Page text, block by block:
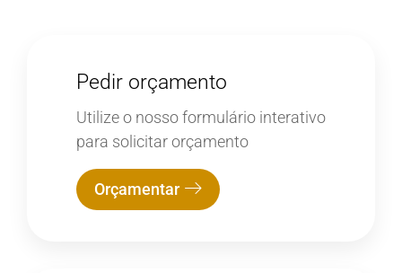
Pedir orçamento
Utilize o nosso formulário interativo
para solicitar orçamento
Orçamentar